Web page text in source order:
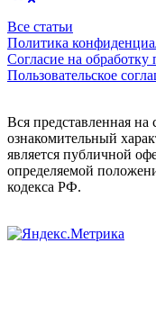
Все статьи
Политика
Согласие на
Пользовательское
Вся представленная
ознакомительный
является публичной
определяемой
кодекса РФ.